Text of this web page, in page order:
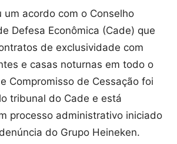
um acordo com o Conselho
Defesa Econômica (Cade) que
de exclusividade com
e casas noturnas em todo o
Compromisso de Cessação foi
tribunal do Cade e está
processo administrativo iniciado
do Grupo Heineken.